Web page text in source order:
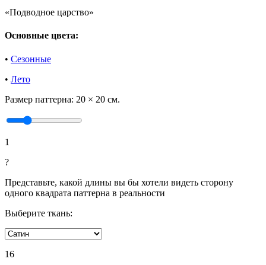
«Подводное царство»
Основные цвета:
• Сезонные
• Лето
Размер паттерна: 20 × 20 см.
1
?
Представьте, какой длины вы бы хотели видеть сторону
одного квадрата паттерна в реальности
Выберите ткань:
16